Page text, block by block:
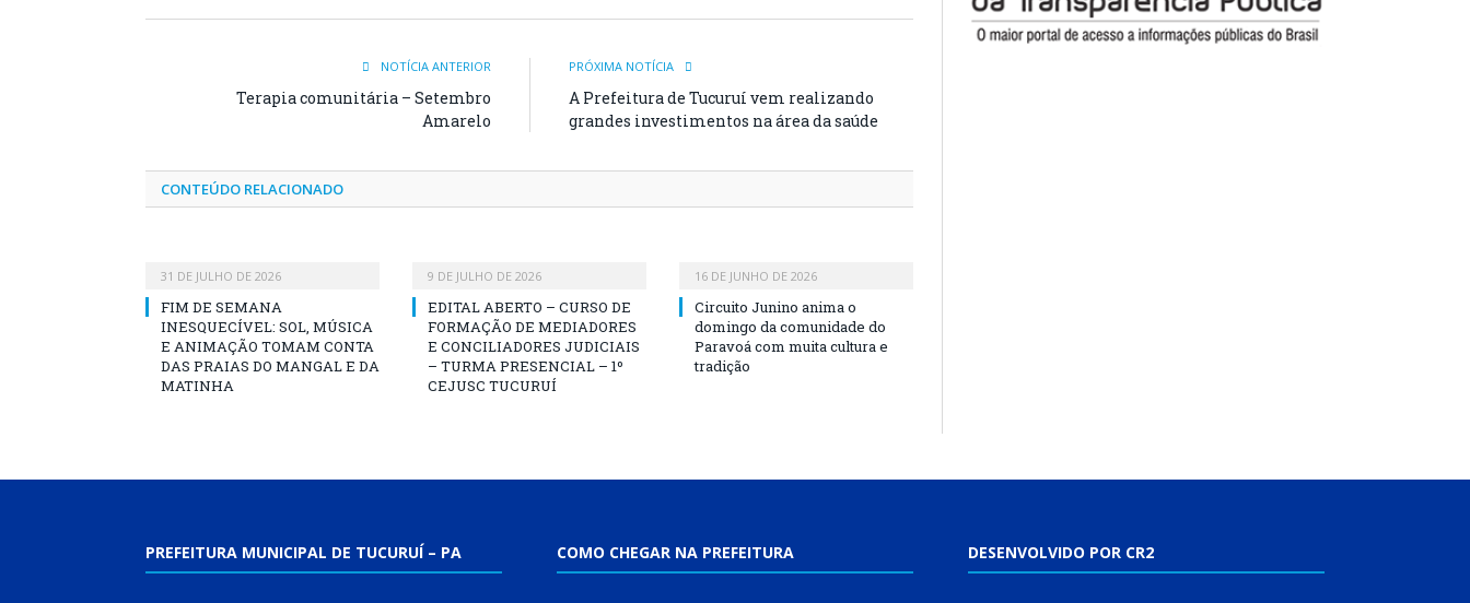
NOTÍCIA ANTERIOR
Terapia comunitária – Setembro
Amarelo
PRÓXIMA NOTÍCIA
A Prefeitura de Tucuruí vem realizando
grandes investimentos na área da saúde
CONTEÚDO RELACIONADO
31 DE JULHO DE 2026
FIM DE SEMANA
INESQUECÍVEL: SOL, MÚSICA
E ANIMAÇÃO TOMAM CONTA
DAS PRAIAS DO MANGAL E DA
MATINHA
9 DE JULHO DE 2026
EDITAL ABERTO – CURSO DE
FORMAÇÃO DE MEDIADORES
E CONCILIADORES JUDICIAIS
– TURMA PRESENCIAL – 1º
CEJUSC TUCURUÍ
16 DE JUNHO DE 2026
Circuito Junino anima o
domingo da comunidade do
Paravoá com muita cultura e
tradição
PREFEITURA MUNICIPAL DE TUCURUÍ – PA COMO CHEGAR NA PREFEITURA DESENVOLVIDO POR CR2